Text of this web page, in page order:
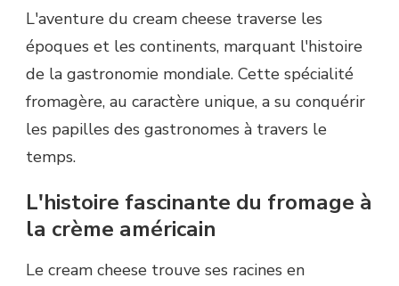
L'aventure du cream cheese traverse les
époques et les continents, marquant l'histoire
de la gastronomie mondiale. Cette spécialité
fromagère, au caractère unique, a su conquérir
les papilles des gastronomes à travers le
temps.
L'histoire fascinante du fromage à
la crème américain
Le cream cheese trouve ses racines en